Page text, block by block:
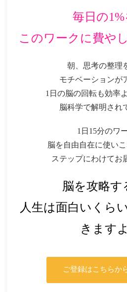
毎日の1%
このワークに費や
朝、思考の整理
モチベーションが
1日の脳の回転も効率
脳科学で解明され
1日15分のワ
脳を自由自在に使い
ステップにわけてお
脳を攻略す
人生は面白いくら
きます
ご登録はこちらか